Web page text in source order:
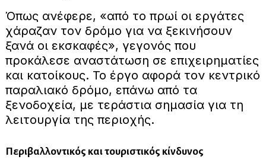
Όπως ανέφερε, «από το πρωί οι εργάτες
χάραζαν τον δρόμο για να ξεκινήσουν
ξανά οι εκσκαφές», γεγονός που
προκάλεσε αναστάτωση σε επιχειρηματίες
και κατοίκους. Το έργο αφορά τον κεντρικό
παραλιακό δρόμο, επάνω από τα
ξενοδοχεία, με τεράστια σημασία για τη
λειτουργία της περιοχής.
Περιβαλλοντικός και τουριστικός κίνδυνος